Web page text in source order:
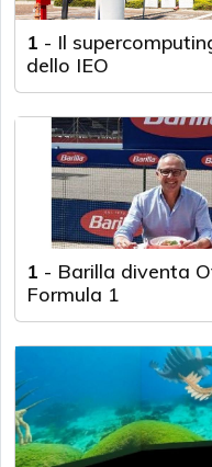
1 - Il
dello IEO
1 - Barilla diventa
Formula 1